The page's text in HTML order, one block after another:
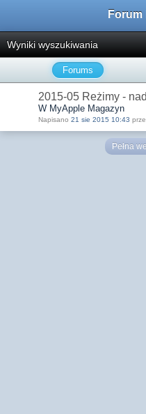
Forum
Wyniki wyszukiwania
Forums
2015-05 Reżimy -
W MyApple Magazyn
Napisano 21 sie 2015 10:43
Pełna